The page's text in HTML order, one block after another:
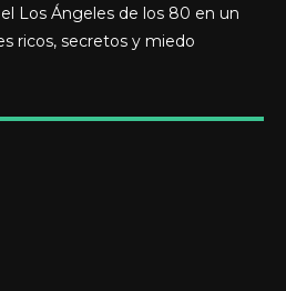
Los Ángeles de los 80 en un
ricos, secretos y miedo